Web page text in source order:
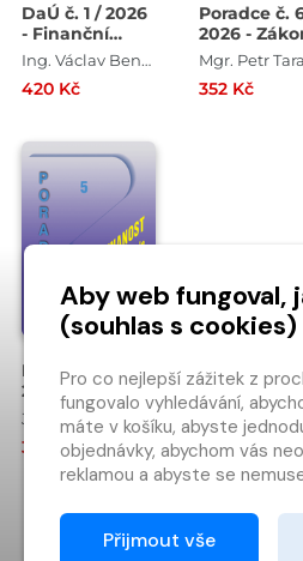
DaÚ č. 1 / 2026
- Finanční
činností a DPHIng. Václav Benda , Ing. Antonín Daněk , Ing. Martin Děrgel , Ing. Ivan Macháček
420 Kč
Poradce č.
2026 -
platebním
styku po
novelách s
352 Kč
Poradce č. 5 /
2026 - Zákon o
zaměstnanostiJUDr. Ladislav Jouza
352 Kč
NAČÍST
Aby web fungoval,
(souhlas s cookies)
Pro co nejlepší zážitek z
fungovalo vyhledávání,
máte v košíku, abyste
objednávky, abychom vás
reklamou a abyste se
Proto od vás potřebujeme
Přijmout vše